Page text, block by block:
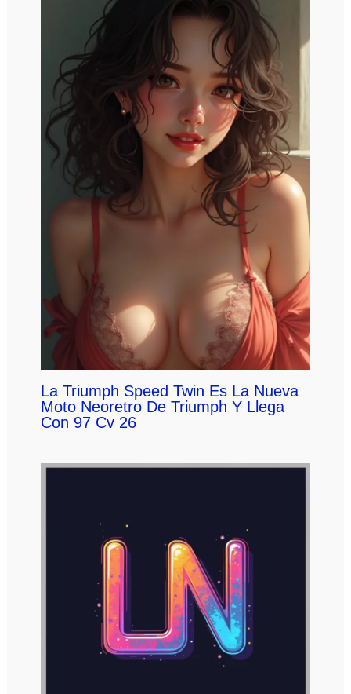
La Triumph Speed Twin Es La Nueva
Moto Neoretro De Triumph Y Llega
Con 97 Cv 26